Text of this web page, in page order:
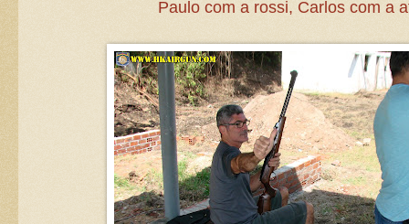
Paulo com a rossi, Carlos com a